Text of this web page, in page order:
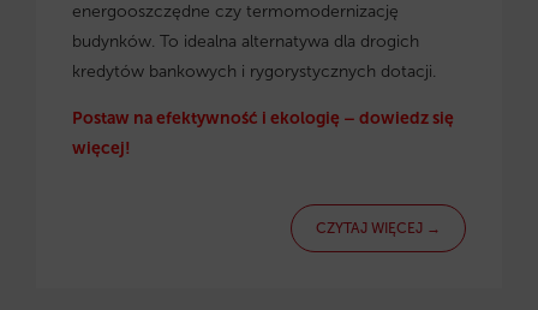
energooszczędne czy termomodernizację
budynków. To idealna alternatywa dla drogich
kredytów bankowych i rygorystycznych dotacji.
Postaw na efektywność i ekologię – dowiedz się
więcej!
CZYTAJ WIĘCEJ →